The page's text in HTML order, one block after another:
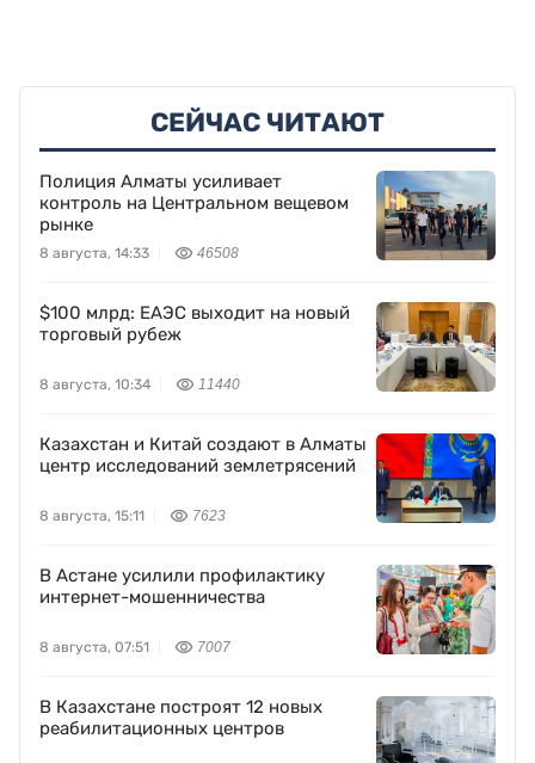
СЕЙЧАС ЧИТАЮТ
Полиция Алматы усиливает
контроль на Центральном вещевом
рынке
8 августа, 14:33 46508
$100 млрд: ЕАЭС выходит на новый
торговый рубеж
8 августа, 10:34 11440
Казахстан и Китай создают в Алматы
центр исследований землетрясений
8 августа, 15:11 7623
В Астане усилили профилактику
интернет-мошенничества
8 августа, 07:51 7007
В Казахстане построят 12 новых
реабилитационных центров